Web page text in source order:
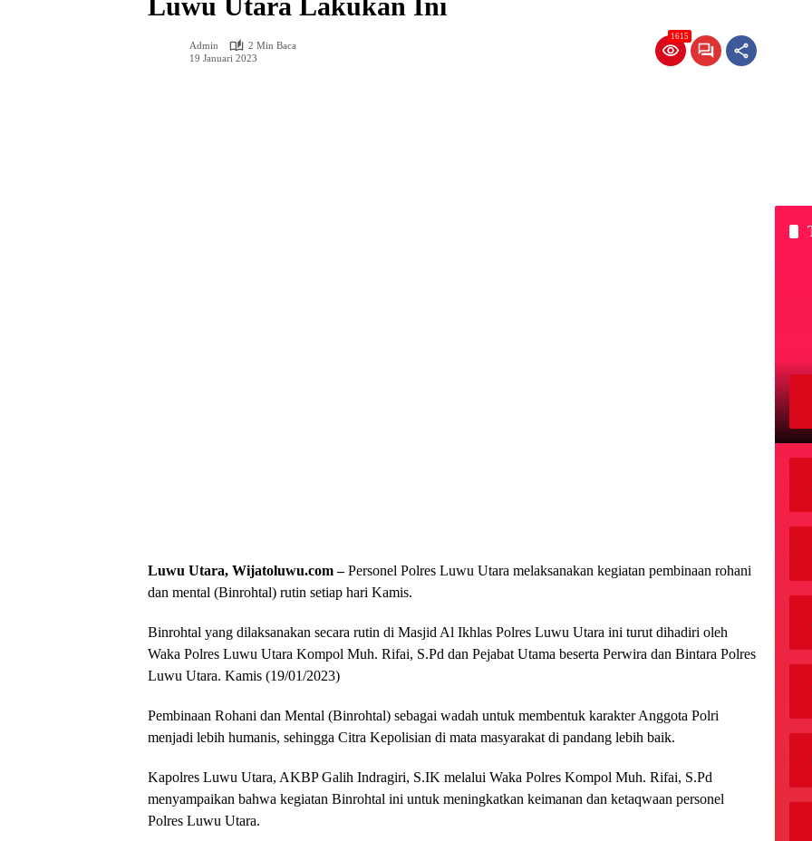
Admin
2 Min Baca
19 Januari 2023
1615
Luwu Utara, Wijatoluwu.com –Personel Polres Luwu Utara melaksanakan kegiatan pembinaan rohani
dan mental (Binrohtal) rutin setiap hari Kamis.
Binrohtal yang dilaksanakan secara rutin di Masjid Al Ikhlas Polres Luwu Utara ini turut dihadiri oleh
Waka Polres Luwu Utara Kompol Muh. Rifai, S.Pd dan Pejabat Utama beserta Perwira dan Bintara Polres
Luwu Utara. Kamis (19/01/2023)
Pembinaan Rohani dan Mental (Binrohtal) sebagai wadah untuk membentuk karakter Anggota Polri
menjadi lebih humanis, sehingga Citra Kepolisian di mata masyarakat di pandang lebih baik.
Kapolres Luwu Utara, AKBP Galih Indragiri, S.IK melalui Waka Polres Kompol Muh. Rifai, S.Pd
menyampaikan bahwa kegiatan Binrohtal ini untuk meningkatkan keimanan dan ketaqwaan personel
Polres Luwu Utara.